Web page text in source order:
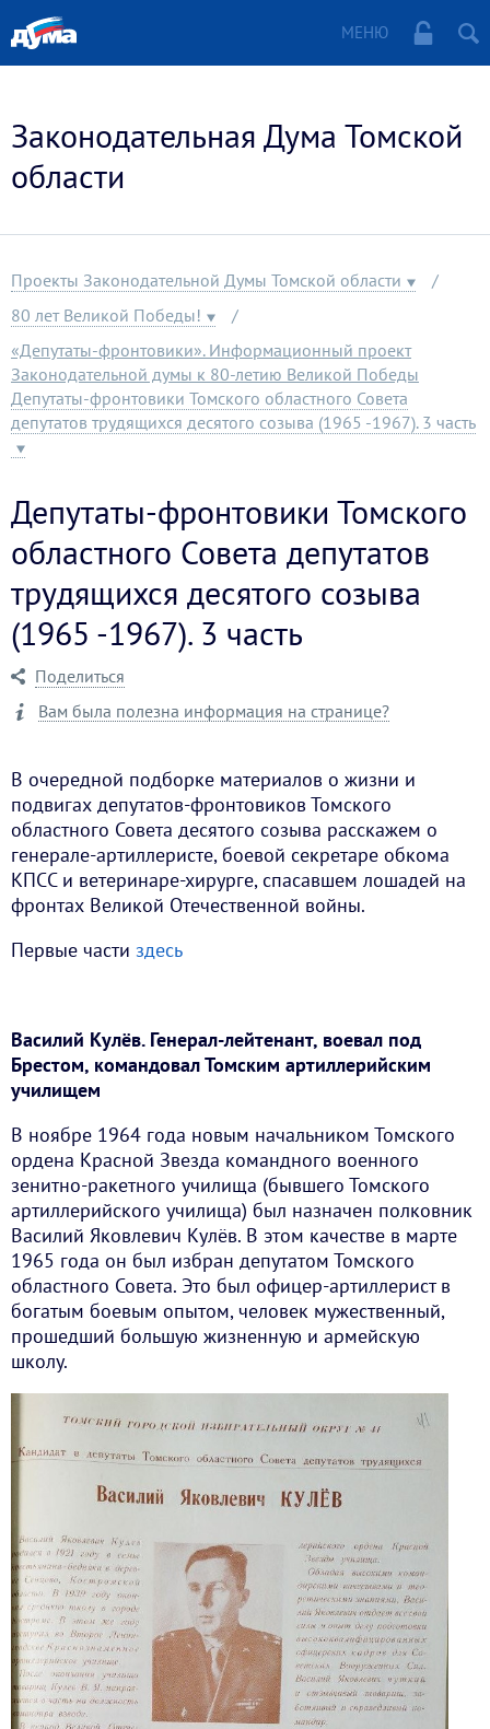
МЕНЮ
Законодательная Дума Томской
области
Проекты Законодательной Думы Томской области
80 лет Великой Победы!
«Депутаты-фронтовики». Информационный проект
Законодательной думы к 80-летию Великой Победы
Депутаты-фронтовики Томского областного Совета
депутатов трудящихся десятого созыва (1965 -1967). 3 часть
Депутаты-фронтовики Томского
областного Совета депутатов
трудящихся десятого созыва
(1965 -1967). 3 часть
Поделиться
Вам была полезна информация на странице?
В очередной подборке материалов о жизни и
подвигах депутатов-фронтовиков Томского
областного Совета десятого созыва расскажем о
генерале-артиллеристе, боевой секретаре обкома
КПСС и ветеринаре-хирурге, спасавшем лошадей на
фронтах Великой Отечественной войны.
Первые части здесь
Василий Кулёв. Генерал-лейтенант, воевал под
Брестом, командовал Томским артиллерийским
училищем
В ноябре 1964 года новым начальником Томского
ордена Красной Звезда командного военного
зенитно-ракетного училища (бывшего Томского
артиллерийского училища) был назначен полковник
Василий Яковлевич Кулёв. В этом качестве в марте
1965 года он был избран депутатом Томского
областного Совета. Это был офицер-артиллерист в
богатым боевым опытом, человек мужественный,
прошедший большую жизненную и армейскую
школу.